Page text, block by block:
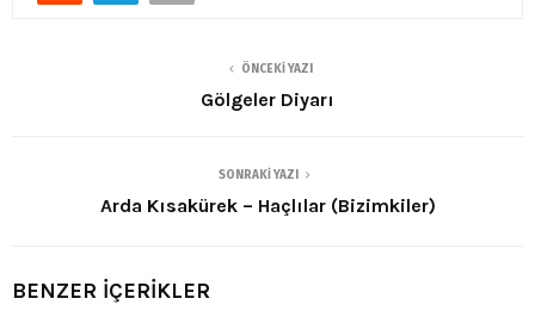
ÖNCEKI YAZI
Gölgeler Diyarı
SONRAKI YAZI
Arda Kısakürek – Haçlılar (Bizimkiler)
BENZER İÇERİKLER